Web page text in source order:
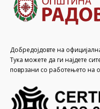
Добредојдовте на
Тука можете да ги најдете
поврзани со работењето на